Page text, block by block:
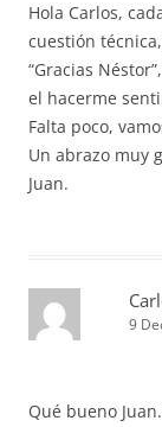
Hola Carlos,
cuestión
“Gracias
el hacerme
Falta poco,
Un abrazo muy
Juan.
9
Qué bueno